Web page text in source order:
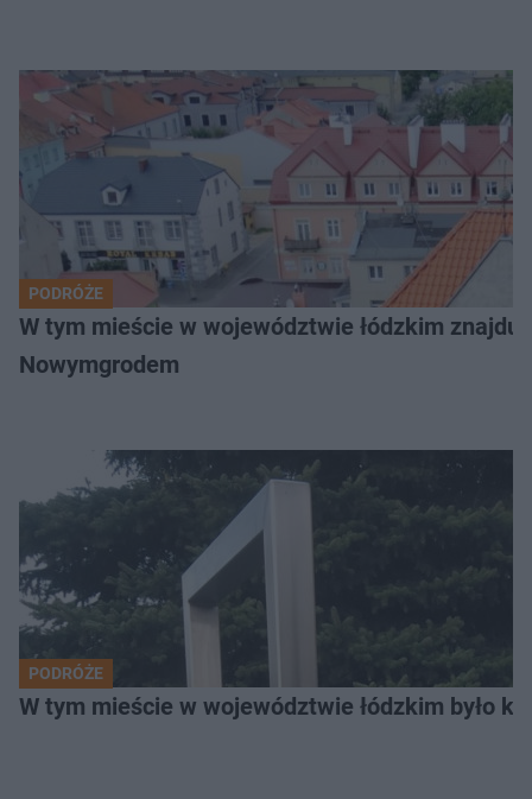
PODRÓŻE
W tym mieście w województwie łódzkim
Nowymgrodem
PODRÓŻE
W tym mieście w województwie łódzkim było